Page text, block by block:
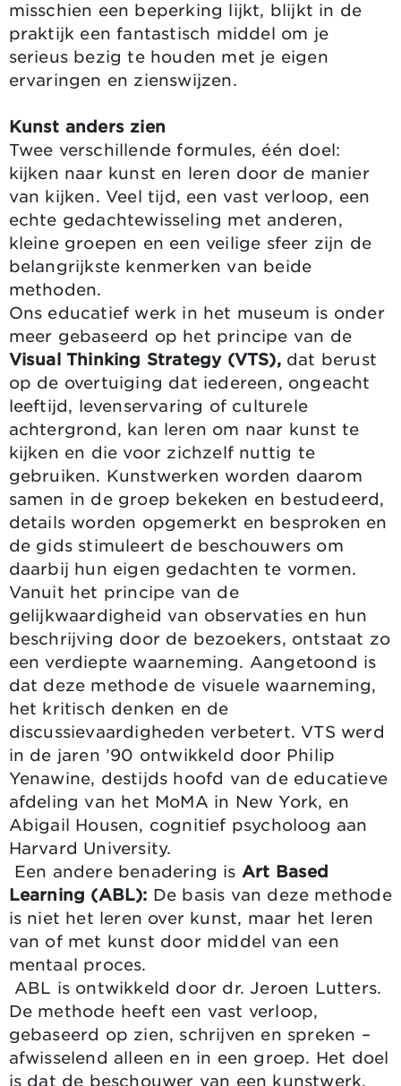
misschien een beperking lijkt, blijkt in de
praktijk een fantastisch middel om je
serieus bezig te houden met je eigen
ervaringen en zienswijzen.
Kunst anders zien
Twee verschillende formules, één doel:
kijken naar kunst en leren door de manier
van kijken. Veel tijd, een vast verloop, een
echte gedachtewisseling met anderen,
kleine groepen en een veilige sfeer zijn de
belangrijkste kenmerken van beide
methoden.
Ons educatief werk in het museum is onder
meer gebaseerd op het principe van de
Visual Thinking Strategy (VTS), dat berust
op de overtuiging dat iedereen, ongeacht
leeftijd, levenservaring of culturele
achtergrond, kan leren om naar kunst te
kijken en die voor zichzelf nuttig te
gebruiken. Kunstwerken worden daarom
samen in de groep bekeken en bestudeerd,
details worden opgemerkt en besproken en
de gids stimuleert de beschouwers om
daarbij hun eigen gedachten te vormen.
Vanuit het principe van de
gelijkwaardigheid van observaties en hun
beschrijving door de bezoekers, ontstaat zo
een verdiepte waarneming. Aangetoond is
dat deze methode de visuele waarneming,
het kritisch denken en de
discussievaardigheden verbetert. VTS werd
in de jaren ’90 ontwikkeld door Philip
Yenawine, destijds hoofd van de educatieve
afdeling van het MoMA in New York, en
Abigail Housen, cognitief psycholoog aan
Harvard University.
Een andere benadering is Art Based
Learning (ABL): De basis van deze methode
is niet het leren over kunst, maar het leren
van of met kunst door middel van een
mentaal proces.
ABL is ontwikkeld door dr. Jeroen Lutters.
De methode heeft een vast verloop,
gebaseerd op zien, schrijven en spreken –
afwisselend alleen en in een groep. Het doel
is dat de beschouwer van een kunstwerk,